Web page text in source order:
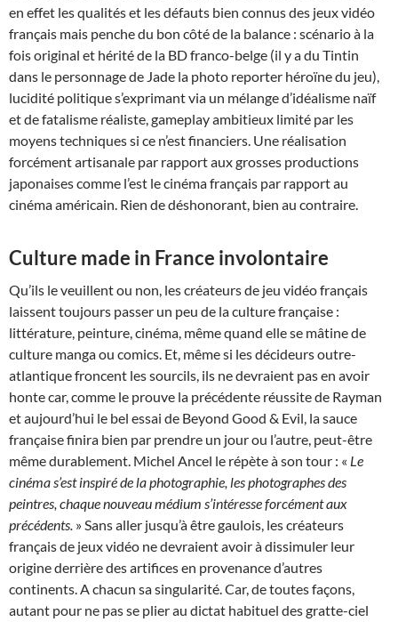
en effet les qualités et les défauts bien connus des jeux vidéo
français mais penche du bon côté de la balance : scénario à la
fois original et hérité de la BD franco-belge (il y a du Tintin
dans le personnage de Jade la photo reporter héroïne du jeu),
lucidité politique s’exprimant via un mélange d’idéalisme naïf
et de fatalisme réaliste, gameplay ambitieux limité par les
moyens techniques si ce n’est financiers. Une réalisation
forcément artisanale par rapport aux grosses productions
japonaises comme l’est le cinéma français par rapport au
cinéma américain. Rien de déshonorant, bien au contraire.
Culture made in France involontaire
Qu’ils le veuillent ou non, les créateurs de jeu vidéo français
laissent toujours passer un peu de la culture française :
littérature, peinture, cinéma, même quand elle se mâtine de
culture manga ou comics. Et, même si les décideurs outre-
atlantique froncent les sourcils, ils ne devraient pas en avoir
honte car, comme le prouve la précédente réussite de Rayman
et aujourd’hui le bel essai de Beyond Good & Evil, la sauce
française finira bien par prendre un jour ou l’autre, peut-être
même durablement. Michel Ancel le répète à son tour : « Le
cinéma s’est inspiré de la photographie, les photographes des
peintres, chaque nouveau médium s’intéresse forcément aux
précédents. » Sans aller jusqu’à être gaulois, les créateurs
français de jeux vidéo ne devraient avoir à dissimuler leur
origine derrière des artifices en provenance d’autres
continents. A chacun sa singularité. Car, de toutes façons,
autant pour ne pas se plier au dictat habituel des gratte-ciel